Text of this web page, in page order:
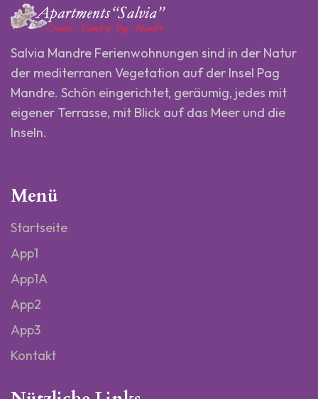
Salvia Mandre Ferienwohnungen sind in der Natur
der mediterranen Vegetation auf der Insel Pag
Mandre. Schön eingerichtet, geräumig, jedes mit
eigener Terrasse, mit Blick auf das Meer und die
Inseln.
Menü
Startseite
App1
App1A
App2
App3
Kontakt